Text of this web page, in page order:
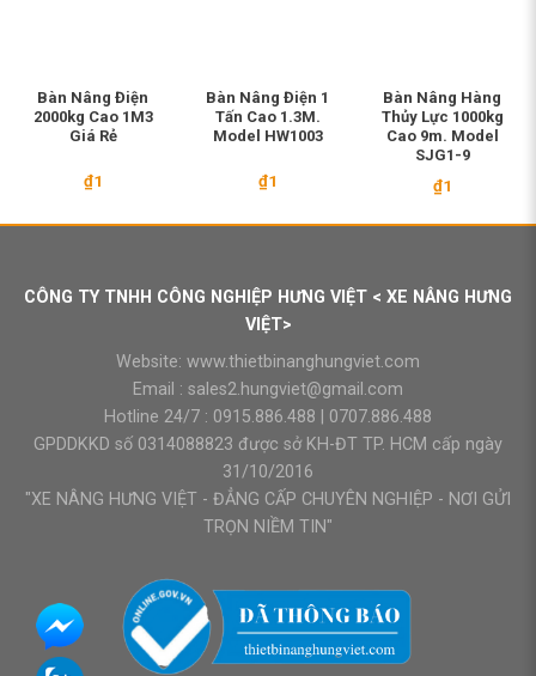
Bàn Nâng Điện
2000kg Cao 1M3
Giá Rẻ
₫1
Bàn Nâng Điện 1
Tấn Cao 1.3M.
Model HW1003
₫1
Bàn Nâng Hàng
Thủy Lực 1000kg
Cao 9m. Model
SJG1-9
₫1
CÔNG TY TNHH CÔNG NGHIỆP HƯNG VIỆT < XE NÂNG HƯNG
VIỆT>
Website: www.thietbinanghungviet.com
Email : sales2.hungviet@gmail.com
Hotline 24/7 : 0915.886.488
0707.886.488
GPDDKKD số 0314088823 được sở KH-ĐT TP. HCM cấp ngày
31/10/2016
"XE NÂNG HƯNG VIỆT - ĐẲNG CẤP CHUYÊN NGHIỆP - NƠI GỬI
TRỌN NIỀM TIN"